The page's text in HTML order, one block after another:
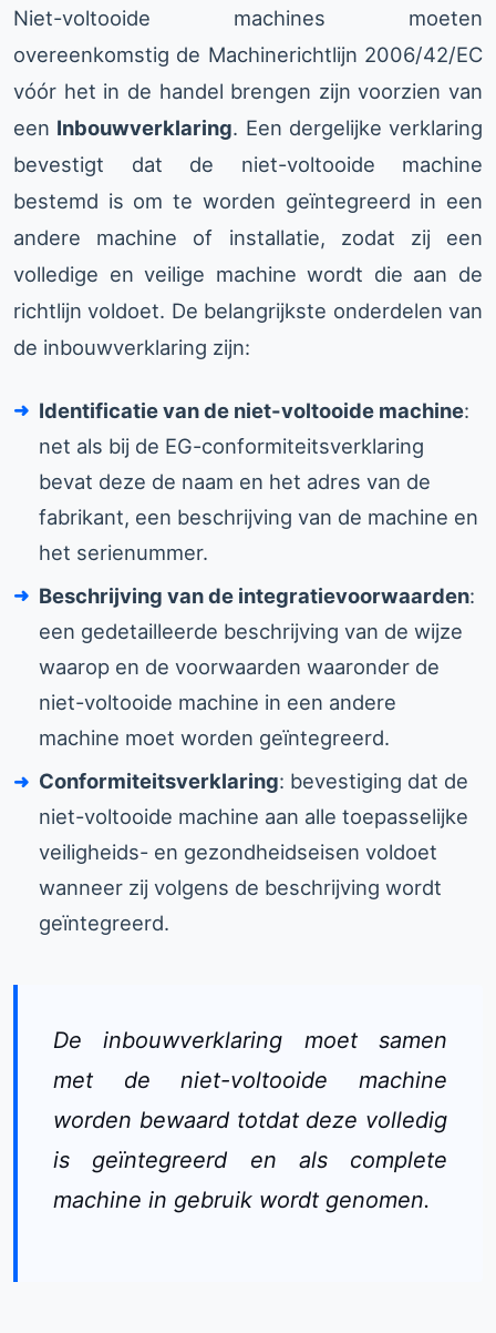
Niet-voltooide machines moeten
overeenkomstig de Machinerichtlijn 2006/42/EC
vóór het in de handel brengen zijn voorzien van
een Inbouwverklaring. Een dergelijke verklaring
bevestigt dat de niet-voltooide machine
bestemd is om te worden geïntegreerd in een
andere machine of installatie, zodat zij een
volledige en veilige machine wordt die aan de
richtlijn voldoet. De belangrijkste onderdelen van
de inbouwverklaring zijn:
Identificatie van de niet-voltooide machine:
net als bij de EG-conformiteitsverklaring
bevat deze de naam en het adres van de
fabrikant, een beschrijving van de machine en
het serienummer.
Beschrijving van de integratievoorwaarden:
een gedetailleerde beschrijving van de wijze
waarop en de voorwaarden waaronder de
niet-voltooide machine in een andere
machine moet worden geïntegreerd.
Conformiteitsverklaring: bevestiging dat de
niet-voltooide machine aan alle toepasselijke
veiligheids- en gezondheidseisen voldoet
wanneer zij volgens de beschrijving wordt
geïntegreerd.
De inbouwverklaring moet samen
met de niet-voltooide machine
worden bewaard totdat deze volledig
is geïntegreerd en als complete
machine in gebruik wordt genomen.